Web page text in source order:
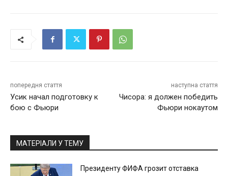
попередня стаття
Усик начал подготовку к
бою с Фьюри
наступна стаття
Чисора: я должен победить
Фьюри нокаутом
МАТЕРІАЛИ У ТЕМУ
Президенту ФИФА грозит отставка